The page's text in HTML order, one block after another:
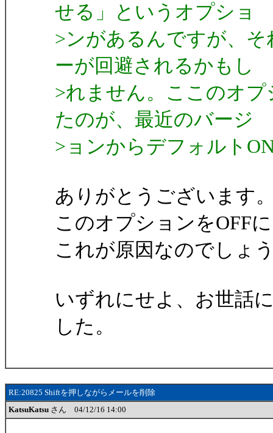
せる」というオプショ
>ンがあるんですが、
ーが回避されるかもし
>れません。ここのオ
たのが、最近のバージ
>ョンからデフォルト
ありがとうございます
このオプションをOFF
これが原因なのでしょ
いずれにせよ、お世話
した。
RE:20825 Shiftを押しながらメールを削除
KatsuKatsu さん 04/12/16 14:00